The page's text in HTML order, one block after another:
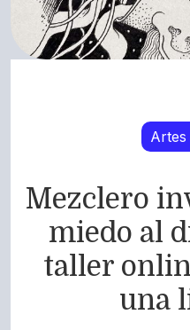
Artes
Mezclero
miedo al
taller
una